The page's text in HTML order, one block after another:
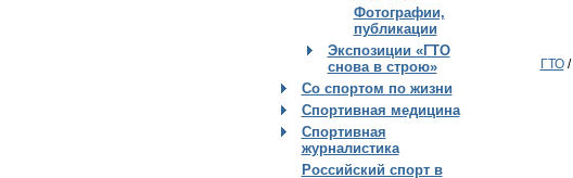
Фотографии,
публикации
Экспозиции «ГТО
снова в строю»
Со спортом по жизни
Спортивная медицина
Спортивная
журналистика
Российский спорт в
ГТО/